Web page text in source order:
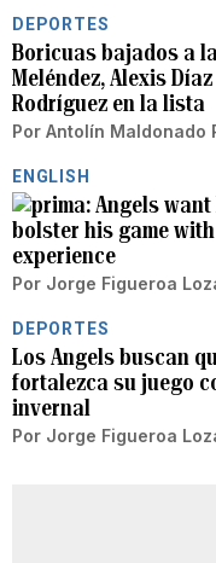
DEPORTES
Boricuas bajados a
Meléndez, Alexis
Rodríguez en la lista
Por Antolín Maldonado
ENGLISH
Angels
bolster his game
experience
Por Jorge Figueroa
DEPORTES
Los Angels buscan
fortalezca su juego
invernal
Por Jorge Figueroa